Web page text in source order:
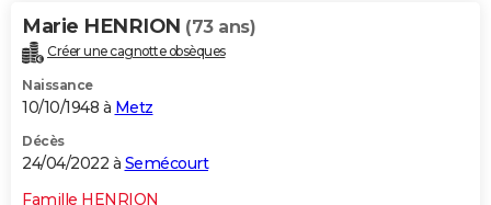
Marie HENRION (73 ans)
Créer une cagnotte obsèques
Naissance
10/10/1948 à Metz
Décès
24/04/2022 à Semécourt
Famille HENRION